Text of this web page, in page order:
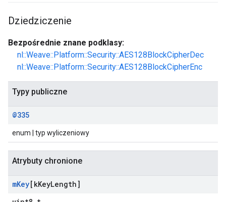
Dziedziczenie
Bezpośrednie znane podklasy:
nl::Weave::Platform::Security::AES128BlockCipherDec
nl::Weave::Platform::Security::AES128BlockCipherEnc
Typy publiczne
@335
enum | typ wyliczeniowy
Atrybuty chronione
mKey[kKeyLength]